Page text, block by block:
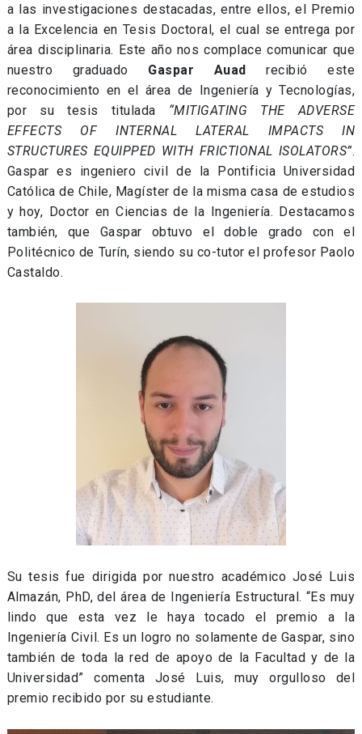
a las investigaciones destacadas, entre ellos, el Premio
a la Excelencia en Tesis Doctoral, el cual se entrega por
área disciplinaria. Este año nos complace comunicar que
nuestro graduado Gaspar Auad recibió este
reconocimiento en el área de Ingeniería y Tecnologías,
por su tesis titulada “MITIGATING THE ADVERSE
EFFECTS OF INTERNAL LATERAL IMPACTS IN
STRUCTURES EQUIPPED WITH FRICTIONAL ISOLATORS”.
Gaspar es ingeniero civil de la Pontificia Universidad
Católica de Chile, Magíster de la misma casa de estudios
y hoy, Doctor en Ciencias de la Ingeniería. Destacamos
también, que Gaspar obtuvo el doble grado con el
Politécnico de Turín, siendo su co-tutor el profesor Paolo
Castaldo.
Su tesis fue dirigida por nuestro académico José Luis
Almazán, PhD, del área de Ingeniería Estructural. “Es muy
lindo que esta vez le haya tocado el premio a la
Ingeniería Civil. Es un logro no solamente de Gaspar, sino
también de toda la red de apoyo de la Facultad y de la
Universidad” comenta José Luis, muy orgulloso del
premio recibido por su estudiante.